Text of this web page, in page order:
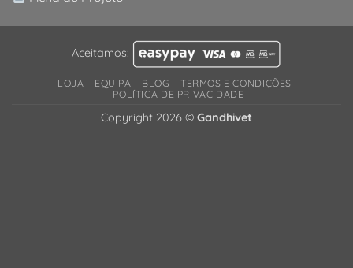
Aceitamos:
LOJA EQUIPA BLOG
TERMOS E CONDIÇÕES
POLÍTICA DE PRIVACIDADE
Copyright 2026 © Gandhivet